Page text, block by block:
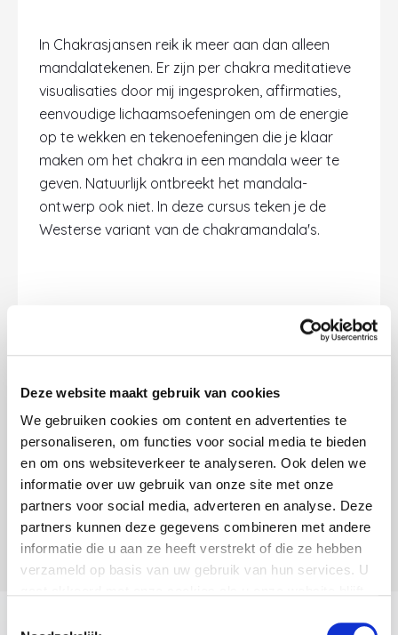
Deze website maakt gebruik van cookies
We gebruiken cookies om content en advertenties te
personaliseren, om functies voor social media te bieden
en om ons websiteverkeer te analyseren. Ook delen we
informatie over uw gebruik van onze site met onze
partners voor social media, adverteren en analyse. Deze
partners kunnen deze gegevens combineren met andere
informatie die u aan ze heeft verstrekt of die ze hebben
verzameld op basis van uw gebruik van hun services. U
In Chakrasjansen reik ik meer aan dan alleen
mandalatekenen. Er zijn per chakra meditatieve
visualisaties door mij ingesproken, affirmaties,
eenvoudige lichaamsoefeningen om de energie
op te wekken en tekenoefeningen die je klaar
maken om het chakra in een mandala weer te
geven. Natuurlijk ontbreekt het mandala-
ontwerp ook niet. In deze cursus teken je de
Westerse variant van de chakramandala's.
Ik geloof heel erg in zachte kracht.
De doe-energie hoeft niet altijd hard werken te
zijn. het kan ook hart werken zijn. Dat is
chakrasjansen; een creatieve ontdekkingsreis
door je eigen subtiele energie met
transformerend tekenen.